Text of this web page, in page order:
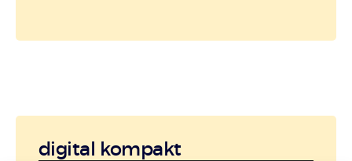
digital kompakt